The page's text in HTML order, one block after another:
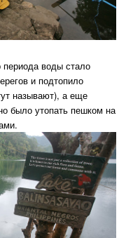
воды стало
и подтопило
называют), а еще
было утопать пешком на